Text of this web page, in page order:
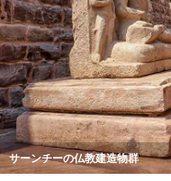
サーンチーの仏教建造物群